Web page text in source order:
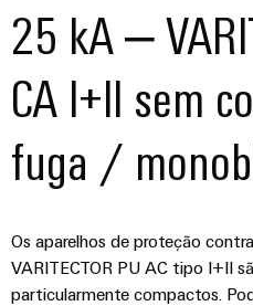
25 kA –
CA I+II sem
fuga /
Os aparelhos de proteção
VARITECTOR PU AC tipo I+II
particularmente compactos.